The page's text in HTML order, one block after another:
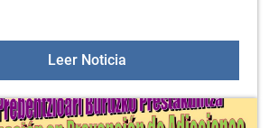
Leer NoticiaGazteleku el 23 de mayo